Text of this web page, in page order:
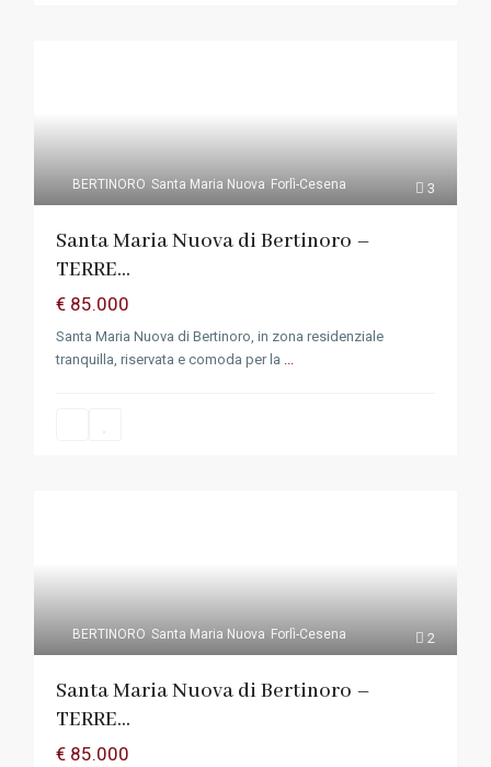
3
BERTINORO Santa Maria Nuova Forlì-Cesena
Santa Maria Nuova di Bertinoro –
TERRE...
€ 85.000
Santa Maria Nuova di Bertinoro, in zona residenziale
tranquilla, riservata e comoda per la ...
2
BERTINORO Santa Maria Nuova Forlì-Cesena
Santa Maria Nuova di Bertinoro –
TERRE...
€ 85.000